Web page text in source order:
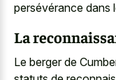
persévérance dans
La
Le berger de